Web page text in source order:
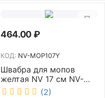
464.00₽
КОД: NV-MOP107Y
Швабра для мопов
желтая NV 17 см NV-
MOP107Y (2)